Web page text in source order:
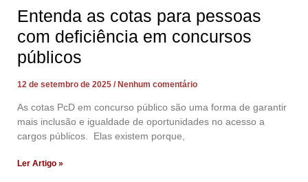
Entenda as cotas para pessoas
com deficiência em concursos
públicos
12 de setembro de 2025 Nenhum comentário
As cotas PcD em concurso público são uma forma de garantir
mais inclusão e igualdade de oportunidades no acesso a
cargos públicos. Elas existem porque,
Ler Artigo »